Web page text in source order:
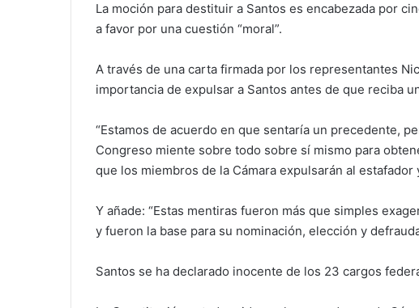
La moción para destituir a Santos es encabezada por
a favor por una cuestión “moral”.
A través de una carta firmada por los representantes
importancia de expulsar a Santos antes de que reciba
“Estamos de acuerdo en que sentaría un precedente,
Congreso miente sobre todo sobre sí mismo para
que los miembros de la Cámara expulsarán al
Y añade: “Estas mentiras fueron más que simples
y fueron la base para su nominación, elección y
Santos se ha declarado inocente de los 23 cargos